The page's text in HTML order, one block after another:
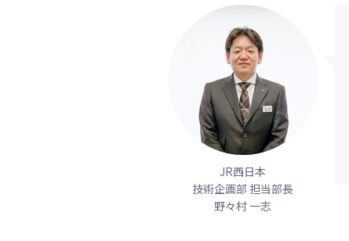
JR西日本
技術企画部 担当部長
野々村 一志